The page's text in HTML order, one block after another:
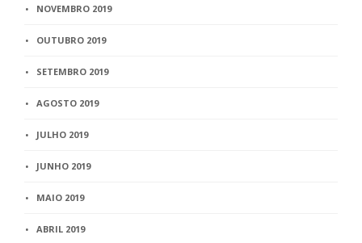
NOVEMBRO 2019
OUTUBRO 2019
SETEMBRO 2019
AGOSTO 2019
JULHO 2019
JUNHO 2019
MAIO 2019
ABRIL 2019